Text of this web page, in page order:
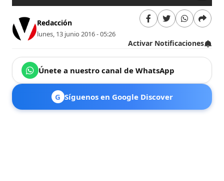
Redacción
lunes, 13 junio 2016 - 05:26
Activar Notificaciones
Únete a nuestro canal de WhatsApp
G Síguenos en Google Discover